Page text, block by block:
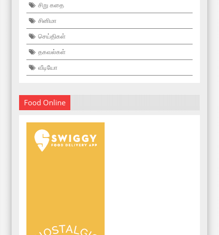
சிறு கதை
சினிமா
செய்திகள்
தகவல்கள்
வீடியோ
Food Online